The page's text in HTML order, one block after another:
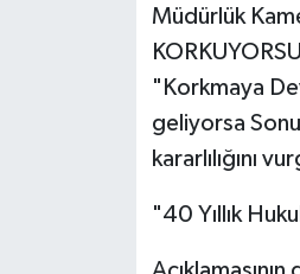
Müdürlük
"Korkmaya
geliyorsa
kararlılığını
"40 Yıllık